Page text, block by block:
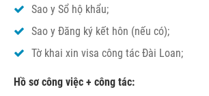
Sao y Sổ hộ khẩu;
Sao y Đăng ký kết hôn (nếu có);
Tờ khai xin visa công tác Đài Loan;
Hồ sơ công việc + công tác: